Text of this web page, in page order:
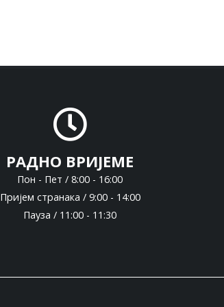
РАДНО ВРИЈЕМЕ
Пон - Пет / 8:00 - 16:00
Пријем странака / 9:00 - 14:00
Пауза / 11:00 - 11:30